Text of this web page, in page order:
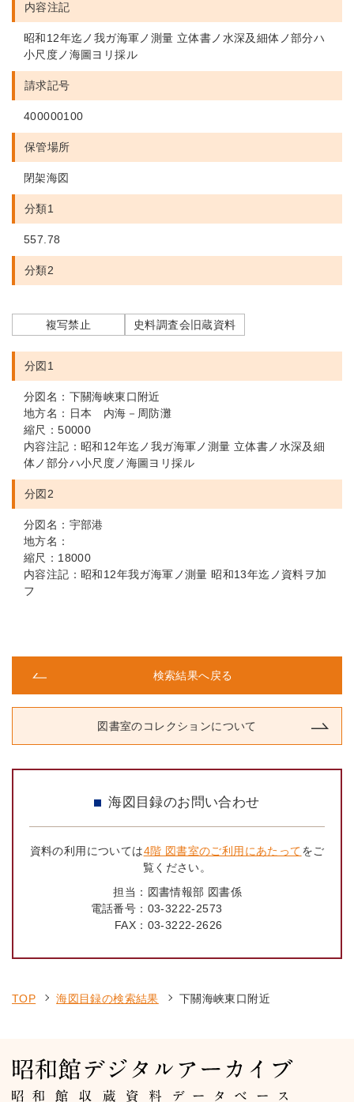
内容注記
昭和12年迄ノ我ガ海軍ノ測量 立体書ノ水深及細体ノ部分ハ
小尺度ノ海圖ヨリ採ル
請求記号
400000100
保管場所
閉架海図
分類1
557.78
分類2
複写禁止 史料調査会旧蔵資料
分図1
分図名：下關海峡東口附近
地方名：日本 内海－周防灘
縮尺：50000
内容注記：昭和12年迄ノ我ガ海軍ノ測量 立体書ノ水深及細
体ノ部分ハ小尺度ノ海圖ヨリ採ル
分図2
分図名：宇部港
地方名：
縮尺：18000
内容注記：昭和12年我ガ海軍ノ測量 昭和13年迄ノ資料ヲ加
フ
検索結果へ戻る
図書室のコレクションについて
海図目録のお問い合わせ
資料の利用については4階 図書室のご利用にあたってをご
覧ください。
担当： 図書情報部 図書係
電話番号： 03-3222-2573
FAX： 03-3222-2626
TOP 海図目録の検索結果 下關海峡東口附近